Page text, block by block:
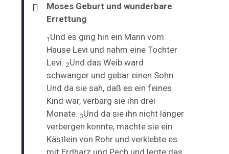
Moses Geburt und wunderbare
Errettung
1 Und es ging hin ein Mann vom
Hause Levi und nahm eine Tochter
Levi. 2Und das Weib ward
schwanger und gebar einen Sohn.
Und da sie sah, daß es ein feines
Kind war, verbarg sie ihn drei
Monate.3Und da sie ihn nicht länger
verbergen konnte, machte sie ein
Kästlein von Rohr und verklebte es
mit Erdharz und Pech und legte das